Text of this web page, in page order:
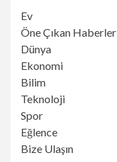
Ev
Öne Çıkan Haberler
Dünya
Ekonomi
Bilim
Teknoloji
Spor
Eğlence
Bize Ulaşın